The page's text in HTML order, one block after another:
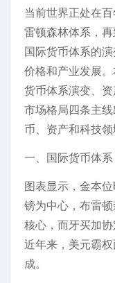
当前世界正处在
雷顿森林体系，
国际货币体系的
价格和产业发展
货币体系演变、
市场格局四条主
币、资产和科技领
一、国际货币体
图表显示，金本
镑为中心，布雷
核心，而牙买加协
近年来，美元霸
成。